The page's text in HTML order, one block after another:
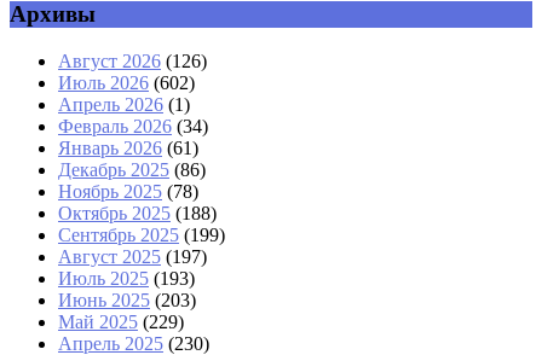
Архивы
Август 2026 (126)
Июль 2026 (602)
Апрель 2026 (1)
Февраль 2026 (34)
Январь 2026 (61)
Декабрь 2025 (86)
Ноябрь 2025 (78)
Октябрь 2025 (188)
Сентябрь 2025 (199)
Август 2025 (197)
Июль 2025 (193)
Июнь 2025 (203)
Май 2025 (229)
Апрель 2025 (230)